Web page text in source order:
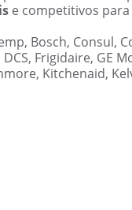
e competitivos para
Bosch, Consul,
Frigidaire, GE
Kitchenaid,